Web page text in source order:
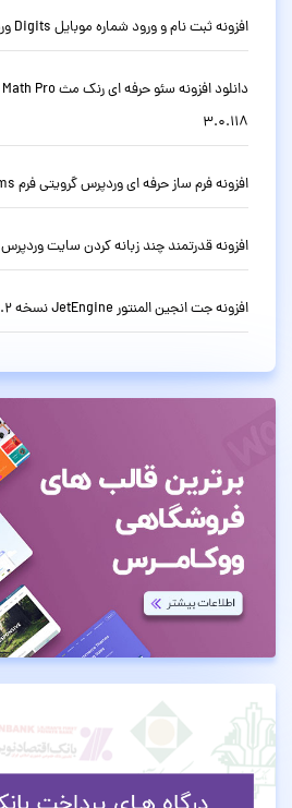
افزونه ثبت نام و ورود شماره موبایل Digits وردپرس نسخه 9.2
3.0.118
افزونه فرم ساز حرفه ای وردپرس گرویتی فرم Gravity Forms نسخه 3.0.0
افزونه قدرتمند چند زبانه کردن سایت وردپرس WPML نسخه 4.9.6
افزونه جت انجین المنتور JetEngine نسخه 3.8.13.2